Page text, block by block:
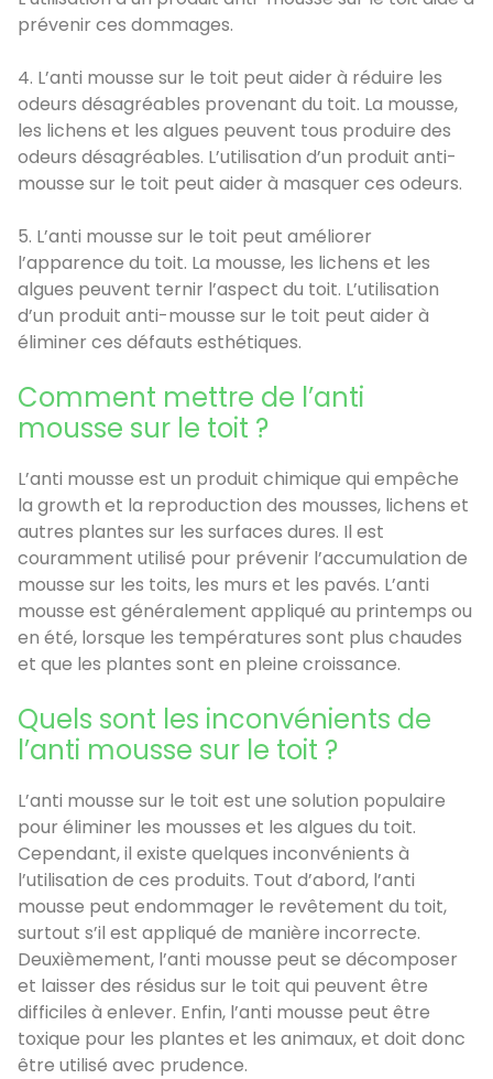
prévenir ces dommages.
4. L’anti mousse sur le toit peut aider à réduire les
odeurs désagréables provenant du toit. La mousse,
les lichens et les algues peuvent tous produire des
odeurs désagréables. L’utilisation d’un produit anti-
mousse sur le toit peut aider à masquer ces odeurs.
5. L’anti mousse sur le toit peut améliorer
l’apparence du toit. La mousse, les lichens et les
algues peuvent ternir l’aspect du toit. L’utilisation
d’un produit anti-mousse sur le toit peut aider à
éliminer ces défauts esthétiques.
Comment mettre de l’anti
mousse sur le toit ?
L’anti mousse est un produit chimique qui empêche
la growth et la reproduction des mousses, lichens et
autres plantes sur les surfaces dures. Il est
couramment utilisé pour prévenir l’accumulation de
mousse sur les toits, les murs et les pavés. L’anti
mousse est généralement appliqué au printemps ou
en été, lorsque les températures sont plus chaudes
et que les plantes sont en pleine croissance.
Quels sont les inconvénients de
l’anti mousse sur le toit ?
L’anti mousse sur le toit est une solution populaire
pour éliminer les mousses et les algues du toit.
Cependant, il existe quelques inconvénients à
l’utilisation de ces produits. Tout d’abord, l’anti
mousse peut endommager le revêtement du toit,
surtout s’il est appliqué de manière incorrecte.
Deuxièmement, l’anti mousse peut se décomposer
et laisser des résidus sur le toit qui peuvent être
difficiles à enlever. Enfin, l’anti mousse peut être
toxique pour les plantes et les animaux, et doit donc
être utilisé avec prudence.